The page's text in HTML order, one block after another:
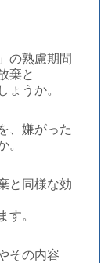
の熟慮期間
棄と
ょうか。
、嫌がった
。
と同様な効
す。
その内容